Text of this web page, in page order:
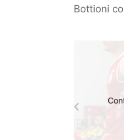
Bottioni